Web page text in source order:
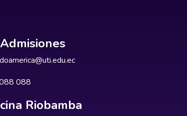
Admisiones
088
Riobamba